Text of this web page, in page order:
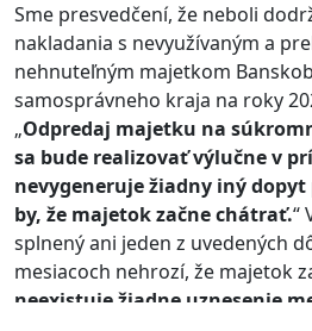
Sme presvedčení, že neboli
nakladania s nevyužívaným a
nehnuteľným majetkom
samosprávneho kraja na roky
„Odpredaj majetku na
sa bude realizovať výlučne v
nevygeneruje žiadny iný
by, že majetok začne chátrať.“
splnený ani jeden z uvedených
mesiacoch nehrozí, že majetok
neexistuje žiadne uznesenie